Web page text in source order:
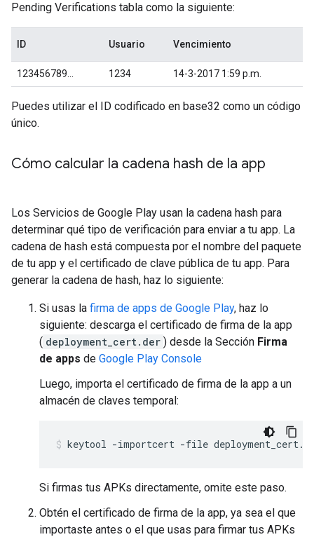
Pending Verifications tabla como la siguiente:
ID Usuario Vencimiento
123456789... 1234 14-3-2017 1:59 p.m.
Puedes utilizar el ID codificado en base32 como un código
único.
Cómo calcular la cadena hash de la app
Los Servicios de Google Play usan la cadena hash para
determinar qué tipo de verificación para enviar a tu app. La
cadena de hash está compuesta por el nombre del paquete
de tu app y el certificado de clave pública de tu app. Para
generar la cadena de hash, haz lo siguiente:
Si usas la firma de apps de Google Play, haz lo
siguiente: descarga el certificado de firma de la app
( deployment_cert.der ) desde la Sección Firma
de apps de Google Play Console
Luego, importa el certificado de firma de la app a un
almacén de claves temporal:
Si firmas tus APKs directamente, omite este paso.
Obtén el certificado de firma de la app, ya sea el que
importaste antes o el que usas para firmar tus APKs